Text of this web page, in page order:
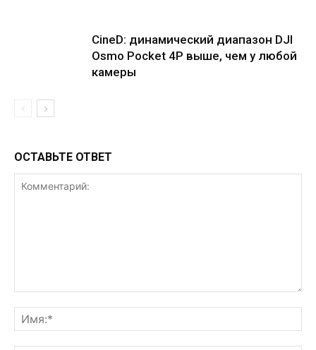
CineD: динамический диапазон DJI
Osmo Pocket 4P выше, чем у любой
камеры
ОСТАВЬТЕ ОТВЕТ